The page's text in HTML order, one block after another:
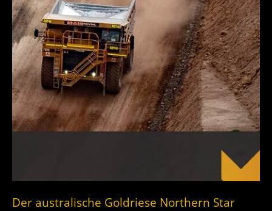
Der australische Goldriese Northern Star